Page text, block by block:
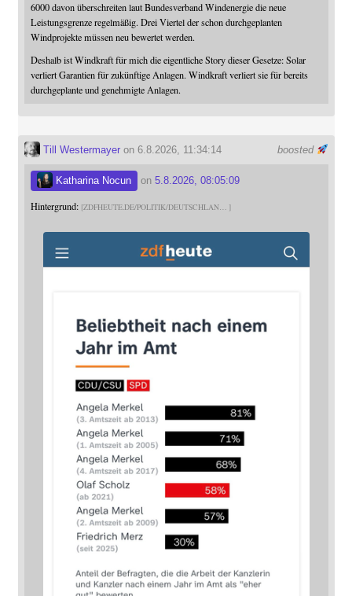
6000 davon überschreiten laut Bundesverband Windenergie die neue
Leistungsgrenze regelmäßig. Drei Viertel der schon durchgeplanten
Windprojekte müssen neu bewertet werden.
Deshalb ist Windkraft für mich die eigentliche Story dieser Gesetze: Solar
verliert Garantien für zukünftige Anlagen. Windkraft verliert sie für bereits
durchgeplante und genehmigte Anlagen.
boosted
Till Westermayeron 6.8.2026, 11:34:14
Katharina Nocun on 5.8.2026, 08:05:09
Hintergrund: ZDFHEUTE.DE/POLITIK/DEUTSCHLAN